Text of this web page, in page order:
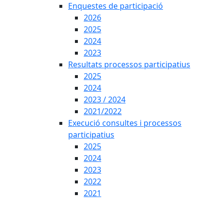
Enquestes de participació
2026
2025
2024
2023
Resultats processos participatius
2025
2024
2023 / 2024
2021/2022
Execució consultes i processos
participatius
2025
2024
2023
2022
2021